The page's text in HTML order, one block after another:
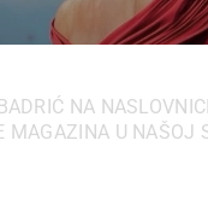
NA
MAGAZINA U NAŠOJ